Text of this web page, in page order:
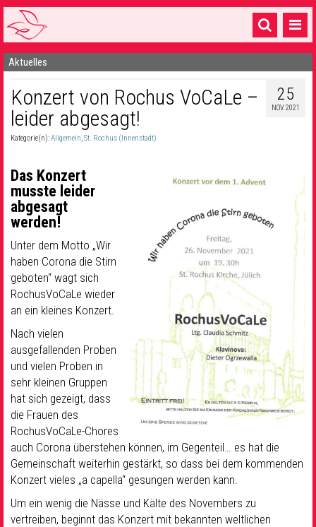
Startseite
1 Pfarrei
16 Gemeinden & mehr
Sakramente & Feste
Gemeinschaft & Soziales
Seelsorge & Kontakt
Aktuelles
25
NOV. 2021
Konzert von Rochus VoCaLe –
leider abgesagt!
Kategorie(n):Allgemein,St. Rochus (Innenstadt)
Das Konzert
musste leider
abgesagt
werden!
Unter dem Motto „Wir
haben Corona die Stirn
geboten“ wagt sich
RochusVoCaLe wieder
an ein kleines Konzert.
Nach vielen
ausgefallenden Proben
und vielen Proben in
sehr kleinen Gruppen
hat sich gezeigt, dass
die Frauen des
RochusVoCaLe-Chores
auch Corona überstehen können, im Gegenteil… es hat die
Gemeinschaft weiterhin gestärkt, so dass bei dem kommenden
Konzert vieles „a capella“ gesungen werden kann.
Um ein wenig die Nässe und Kälte des Novembers zu
vertreiben, beginnt das Konzert mit bekannten weltlichen